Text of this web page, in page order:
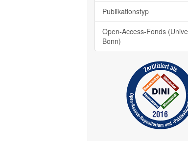
Publikationstyp
Open-Access-Fonds
Bonn)